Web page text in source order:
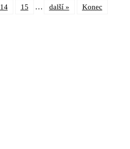
14 15 … další » Konec